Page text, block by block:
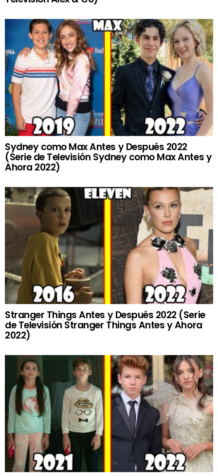
Sydney como Max Antes y Después 2022
(Serie de Televisión Sydney como Max Antes y
Ahora 2022)
Stranger Things Antes y Después 2022 (Serie
de Televisión Stranger Things Antes y Ahora
2022)